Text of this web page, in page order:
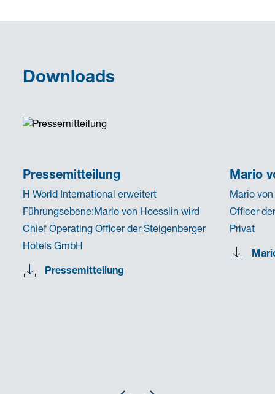
Downloads
Pressemitteilung
H World International erweitert
Führungsebene:Mario von Hoesslin wird
Chief Operating Officer der Steigenberger
Hotels GmbH
Pressemitteilung
Mario
Mario
Officer
Privat